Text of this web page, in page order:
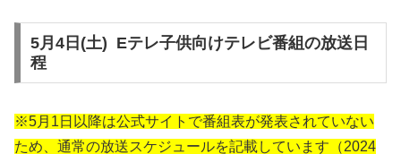
5月4日(土) Eテレ子供向けテレビ番組の放送日
程
※5月1日以降は公式サイトで番組表が発表されていない
ため、通常の放送スケジュールを記載しています（2024